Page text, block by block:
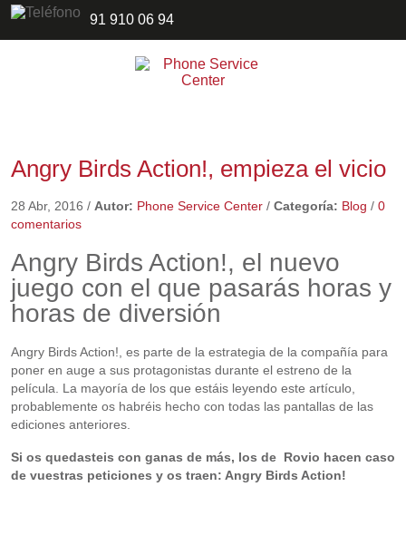
91 910 06 94
Angry Birds Action!, empieza el vicio
28 Abr, 2016 / Autor: Phone Service Center/ Categoría: Blog / 0
comentarios
Angry Birds Action!, el nuevo
juego con el que pasarás horas y
horas de diversión
Angry Birds Action!, es parte de la estrategia de la compañía para
poner en auge a sus protagonistas durante el estreno de la
película. La mayoría de los que estáis leyendo este artículo,
probablemente os habréis hecho con todas las pantallas de las
ediciones anteriores.
Si os quedasteis con ganas de más, los de Rovio hacen caso
de vuestras peticiones y os traen: Angry Birds Action!